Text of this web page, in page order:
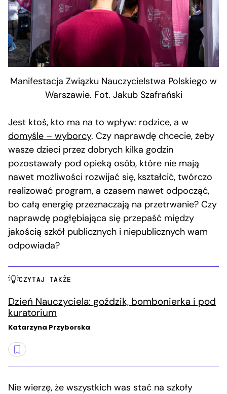
Manifestacja Związku Nauczycielstwa Polskiego w
Warszawie. Fot. Jakub Szafrański
Jest ktoś, kto ma na to wpływ: rodzice, a w
domyśle – wyborcy. Czy naprawdę chcecie, żeby
wasze dzieci przez dobrych kilka godzin
pozostawały pod opieką osób, które nie mają
nawet możliwości rozwijać się, kształcić, twórczo
realizować program, a czasem nawet odpocząć,
bo całą energię przeznaczają na przetrwanie? Czy
naprawdę pogłębiająca się przepaść między
jakością szkół publicznych i niepublicznych wam
odpowiada?
CZYTAJ TAKŻE
Dzień Nauczyciela: goździk, bombonierka i pod
kuratorium
Katarzyna Przyborska
Nie wierzę, że wszystkich was stać na szkoły